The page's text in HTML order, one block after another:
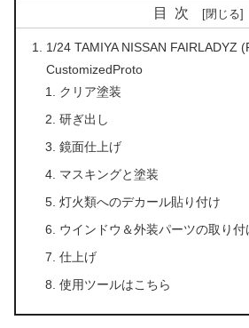
目次
1/24 TAMIYA NISSAN FAIRLADYZ
CustomizedProto
クリア塗装
研ぎ出し
鏡面仕上げ
マスキングと塗装
灯火類へのデカール貼り付け
ウインドウ＆外装パーツの取り付
仕上げ
使用ツールはこちら